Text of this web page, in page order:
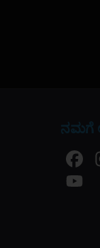
ನಮಗೆ